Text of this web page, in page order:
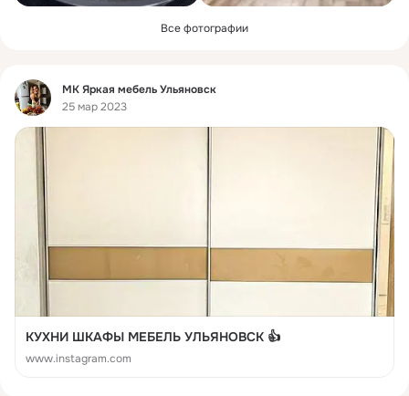
Все фотографии
Фид
МК Яркая мебель Ульяновск
25 мар 2023
КУХНИ ШКАФЫ МЕБЕЛЬ УЛЬЯНОВСК 👍
www.instagram.com